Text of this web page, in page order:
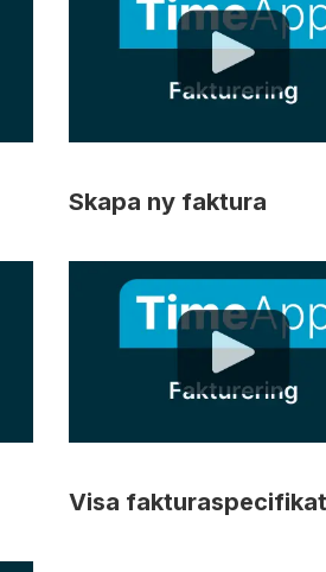
Skapa ny faktura
Visa